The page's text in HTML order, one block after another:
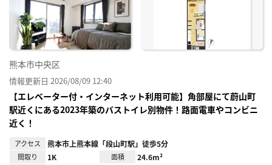
熊本市中央区
情報更新日 2026/08/09 12:40
【エレベーター付・インターネット利用可能】角部屋にて蔚山町
駅近くにある2023年築のバストイレ別物件！路面電車やコンビニ
近く！
アクセス 熊本市上熊本線「段山町駅」徒歩5分
間取り 1K 面積 24.6m²